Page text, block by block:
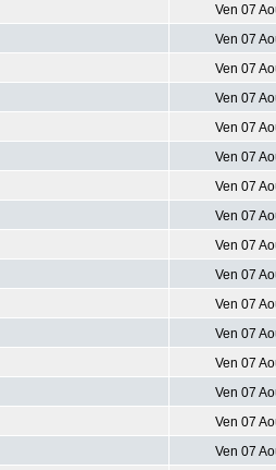
Ven 07
Ven 07
Ven 07
Ven 07
Ven 07
Ven 07
Ven 07
Ven 07
Ven 07
Ven 07
Ven 07
Ven 07
Ven 07
Ven 07
Ven 07
Ven 07